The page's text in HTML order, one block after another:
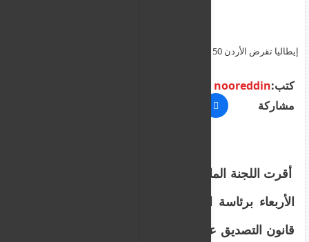
كتب:nooreddin
مشاركة
أقرت اللجنة المالية النيابية، خلال اجتماع عقدته،
الأربعاء برئاسة النائب نمر السليحات، مشروع
قانون التصديق على اتفاقية القرض الموقعة بين